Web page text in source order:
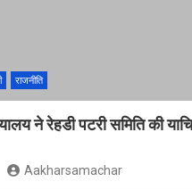
राजनीति
ने रेहडी पटरी समिति की
Aakharsamachar